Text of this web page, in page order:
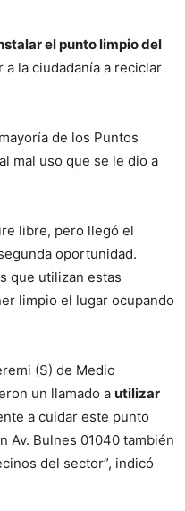
el punto limpio del
la ciudadanía a reciclar
de los Puntos
mal uso que se le dio a
libre, pero llegó el
oportunidad.
que utilizan estas
limpio el lugar ocupando
(S) de Medio
un llamado a utilizar
a cuidar este punto
Av. Bulnes 01040 también
del sector”, indicó